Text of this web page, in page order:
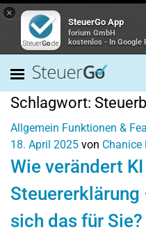
×
SteuerGo App
forium GmbH
kostenlos - In Google
Schlagwort:
Allgemein Funktionen &
18. April 2025 von Chanice
Wie verändert
sich das für Sie?